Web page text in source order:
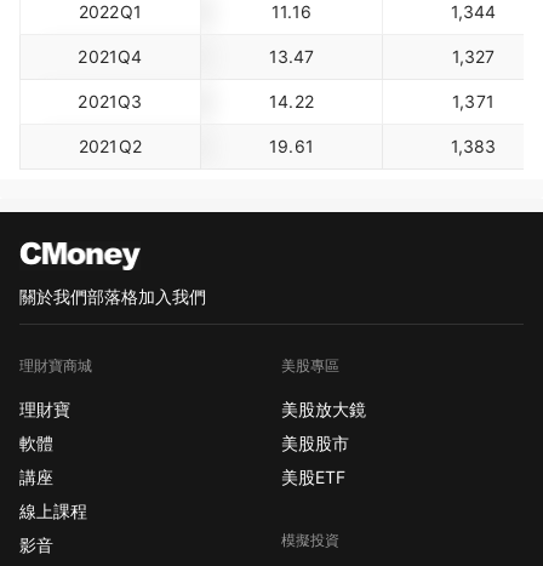
2022Q1 11.16 1,344
2021Q4 13.47 1,327
2021Q3 14.22 1,371
2021Q2 19.61 1,383
關於我們部落格加入我們
理財寶商城
理財寶
軟體
講座
線上課程
影音
美股專區
美股放大鏡
美股股市
美股ETF
模擬投資